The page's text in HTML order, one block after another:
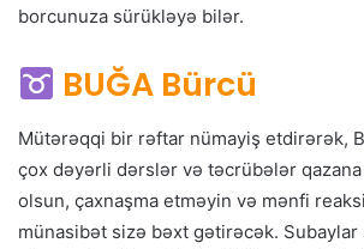
borcunuza sürükləyə bilər.
BUĞA Bürcü
Mütərəqqi bir rəftar nümayiş etdirərək,
çox dəyərli dərslər və təcrübələr
olsun, çaxnaşma etməyin və mənfi
münasibət sizə bəxt gətirəcək. Subaylar